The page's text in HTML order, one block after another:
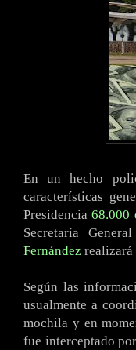
En un hecho
características
Presidencia68.000
Secretaría
Fernández realizará
Según las
usualmente a
mochila y en
fue interceptado